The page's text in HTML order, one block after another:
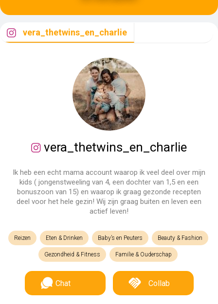
vera_thetwins_en_charlie
vera_thetwins_en_charlie
Ik heb een echt mama account waarop ik veel deel over mijn
kids ( jongenstweeling van 4, een dochter van 1,5 en een
bonuszoon van 15) en waarop ik graag gezonde recepten
deel voor het hele gezin! Wij zijn graag buiten en leven een
actief leven!
Reizen Eten & Drinken Baby’s en Peuters Beauty & Fashion
Gezondheid & Fitness Familie & Ouderschap
Chat Collab